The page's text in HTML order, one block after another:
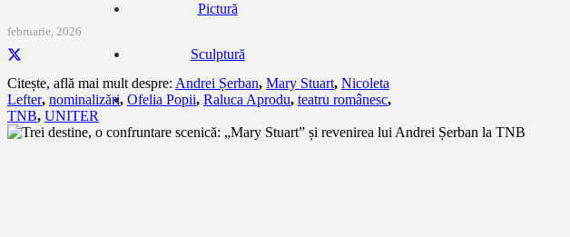
Pictură
Sculptură
februarie, 2026
Citește, află mai mult despre: Andrei Șerban, Mary Stuart, Nicoleta
Lefter, nominalizări, Ofelia Popii, Raluca Aprodu, teatru românesc,
TNB, UNITER